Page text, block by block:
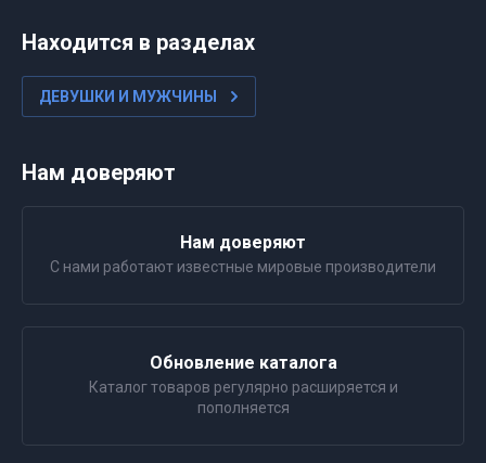
Находится в разделах
ДЕВУШКИ И МУЖЧИНЫ
Нам доверяют
Нам доверяют
С нами работают известные мировые производители
Обновление каталога
Каталог товаров регулярно расширяется и
пополняется